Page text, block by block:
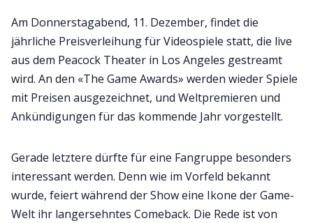
Am Donnerstagabend, 11. Dezember, findet die
jährliche Preisverleihung für Videospiele statt, die live
aus dem Peacock Theater in Los Angeles gestreamt
wird. An den «The Game Awards» werden wieder Spiele
mit Preisen ausgezeichnet, und Weltpremieren und
Ankündigungen für das kommende Jahr vorgestellt.
Gerade letztere dürfte für eine Fangruppe besonders
interessant werden. Denn wie im Vorfeld bekannt
wurde, feiert während der Show eine Ikone der Game-
Welt ihr langersehntes Comeback. Die Rede ist von